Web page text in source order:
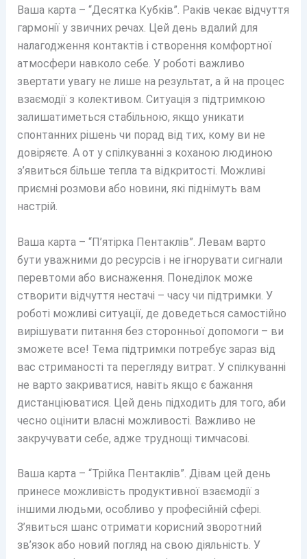
Ваша карта – “Десятка Кубків”. Раків чекає відчуття
гармонії у звичних речах. Цей день вдалий для
налагодження контактів і створення комфортної
атмосфери навколо себе. У роботі важливо
звертати увагу не лише на результат, а й на процес
взаємодії з колективом. Ситуація з підтримкою
залишатиметься стабільною, якщо уникати
спонтанних рішень чи порад від тих, кому ви не
довіряєте. А от у спілкуванні з коханою людиною
з’явиться більше тепла та відкритості. Можливі
приємні розмови або новини, які піднімуть вам
настрій.
Ваша карта – “П’ятірка Пентаклів”. Левам варто
бути уважними до ресурсів і не ігнорувати сигнали
перевтоми або виснаження. Понеділок може
створити відчуття нестачі – часу чи підтримки. У
роботі можливі ситуації, де доведеться самостійно
вирішувати питання без сторонньої допомоги – ви
зможете все! Тема підтримки потребує зараз від
вас стриманості та перегляду витрат. У спілкуванні
не варто закриватися, навіть якщо є бажання
дистанціюватися. Цей день підходить для того, аби
чесно оцінити власні можливості. Важливо не
закручувати себе, адже труднощі тимчасові.
Ваша карта – “Трійка Пентаклів”. Дівам цей день
принесе можливість продуктивної взаємодії з
іншими людьми, особливо у професійній сфері.
З’явиться шанс отримати корисний зворотний
зв’язок або новий погляд на свою діяльність. У